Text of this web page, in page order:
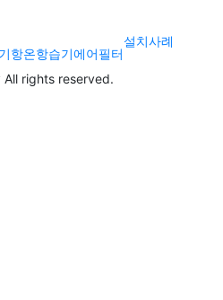
항온항습기에어필터
설치사례
rights reserved.